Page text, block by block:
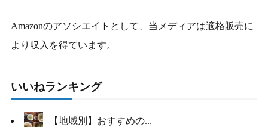
Amazonのアソシエイトとして、当メディアは適格販売に
より収入を得ています。
いいねランキング
【地域別】おすすめの...